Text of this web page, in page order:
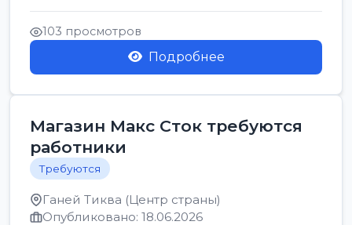
позицию возможна дом...
103 просмотров
Подробнее
Магазин Макс Сток требуются
работники
Требуются
Ганей Тиква (Центр страны)
Опубликовано: 18.06.2026